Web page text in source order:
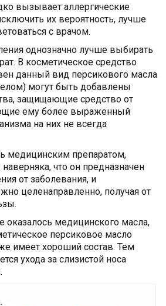
вызывает аллергические
их вероятность, лучше
с врачом.
однозначно лучше выбирать
В косметическое средство
данный вид персикового масла
могут быть добавлены
защищающие средство от
ему более выраженный
на них не всегда
медицинским препаратом,
что он предназначен
от заболевания, и
целенаправленно, получая от
оказалось медицинского масла,
персиковое масло
имеет хороший состав. Тем
ухода за слизистой носа